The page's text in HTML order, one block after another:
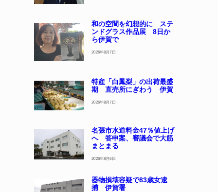
和の空間を幻想的に ステ
ンドグラス作品展 8日か
ら伊賀で
2026年8月7日
特産「白鳳梨」の出荷最盛
期 直売所にぎわう 伊賀
2026年8月7日
名張市水道料金47％値上げ
へ 答申案、審議会で大筋
まとまる
2026年8月6日
器物損壊容疑で83歳女逮
捕 伊賀署